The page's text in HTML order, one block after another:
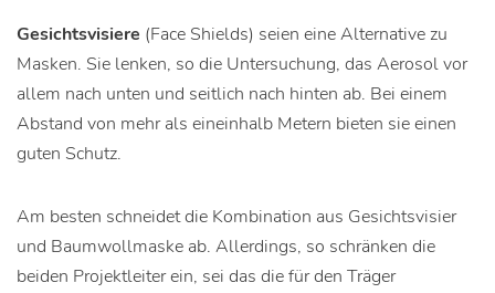
Gesichtsvisiere (Face Shields) seien eine Alternative zu
Masken. Sie lenken, so die Untersuchung, das Aerosol vor
allem nach unten und seitlich nach hinten ab. Bei einem
Abstand von mehr als eineinhalb Metern bieten sie einen
guten Schutz.
Am besten schneidet die Kombination aus Gesichtsvisier
und Baumwollmaske ab. Allerdings, so schränken die
beiden Projektleiter ein, sei das die für den Träger